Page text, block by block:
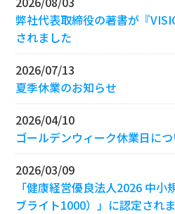
弊社代表取締役の著書が『
されました
2026/07/13
夏季休業のお知らせ
2026/04/10
ゴールデンウィーク休業日に
2026/03/09
「健康経営優良法人2026 中
ブライト1000）」に認定されま